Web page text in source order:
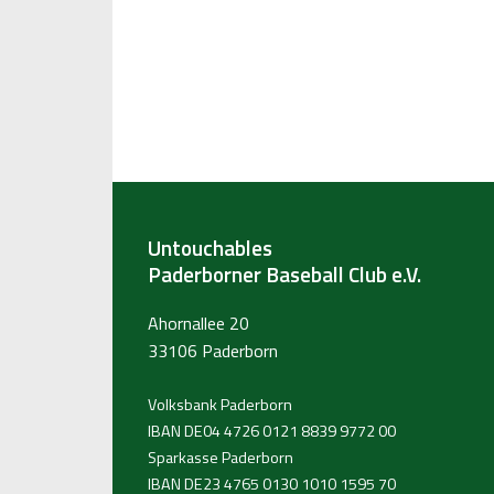
Untouchables
Paderborner Baseball Club e.V.
Ahornallee 20
33106 Paderborn
Volksbank Paderborn
IBAN DE04 4726 0121 8839 9772 00
Sparkasse Paderborn
IBAN DE23 4765 0130 1010 1595 70